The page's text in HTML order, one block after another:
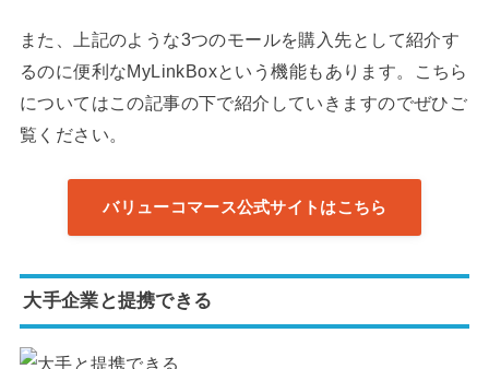
また、上記のような3つのモールを購入先として紹介す
るのに便利なMyLinkBoxという機能もあります。こちら
についてはこの記事の下で紹介していきますのでぜひご
覧ください。
バリューコマース公式サイトはこちら
大手企業と提携できる